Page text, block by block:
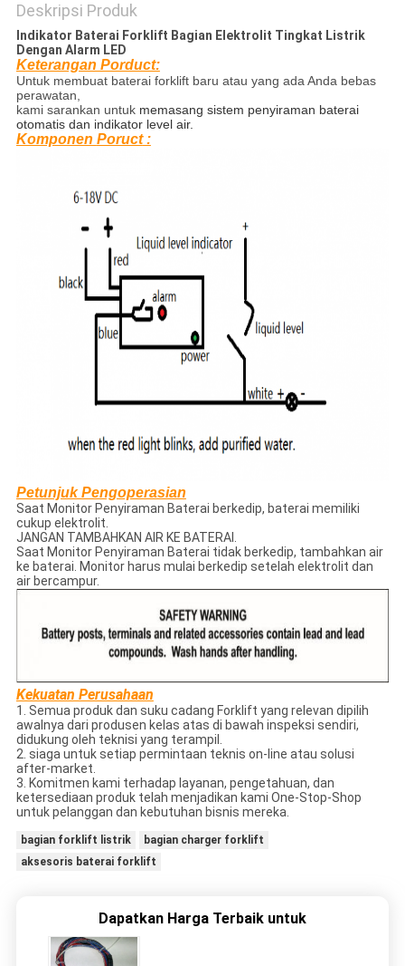
Deskripsi Produk
Indikator Baterai Forklift Bagian Elektrolit Tingkat Listrik
Dengan Alarm LED
Keterangan Porduct:
Untuk membuat baterai forklift baru atau yang ada Anda bebas
perawatan,
kami sarankan untuk memasang sistem penyiraman baterai
otomatis dan indikator level air.
Komponen Poruct:
Petunjuk Pengoperasian
Saat Monitor Penyiraman Baterai berkedip, baterai memiliki
cukup elektrolit.
JANGAN TAMBAHKAN AIR KE BATERAI.
Saat Monitor Penyiraman Baterai tidak berkedip, tambahkan air
ke baterai. Monitor harus mulai berkedip setelah elektrolit dan
air bercampur.
Kekuatan Perusahaan
1. Semua produk dan suku cadang Forklift yang relevan dipilih
awalnya dari produsen kelas atas di bawah inspeksi sendiri,
didukung oleh teknisi yang terampil.
2. siaga untuk setiap permintaan teknis on-line atau solusi
after-market.
3. Komitmen kami terhadap layanan, pengetahuan, dan
ketersediaan produk telah menjadikan kami One-Stop-Shop
untuk pelanggan dan kebutuhan bisnis mereka.
bagian forklift listrik
bagian charger forklift
aksesoris baterai forklift
Dapatkan Harga Terbaik untuk